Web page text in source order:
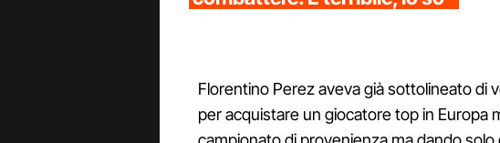
Florentino Perez aveva già sottolineato di
per acquistare un giocatore top in Europa